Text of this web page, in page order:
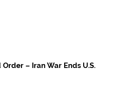
– Iran War Ends U.S.